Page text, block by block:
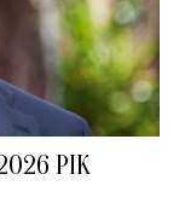
РІК